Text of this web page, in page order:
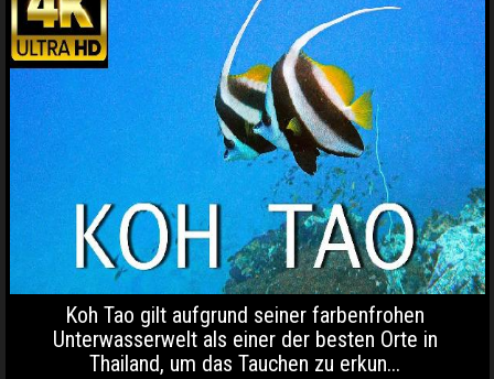
Koh Tao gilt aufgrund seiner farbenfrohen
Unterwasserwelt als einer der besten Orte in
Thailand, um das Tauchen zu erkun...